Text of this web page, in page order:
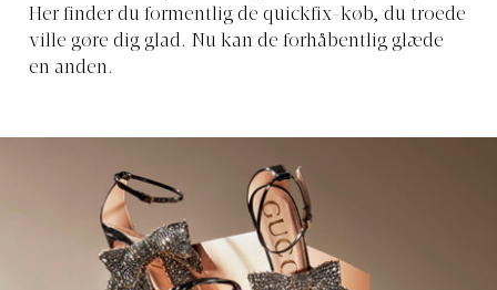
Her finder du formentlig de quickfix-køb, du troede
ville gøre dig glad. Nu kan de forhåbentlig glæde
en anden.